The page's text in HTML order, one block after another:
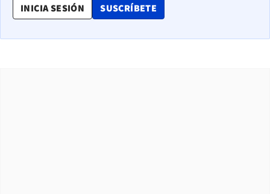
INICIA SESIÓN SUSCRÍBETE
OPENS IN NEW WINDOW